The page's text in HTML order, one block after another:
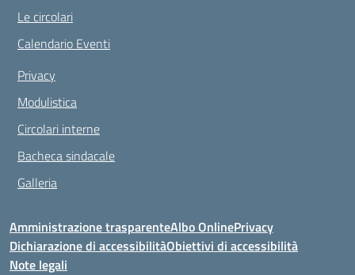
Le circolari
Calendario Eventi
Privacy
Modulistica
Circolari interne
Bacheca sindacale
Galleria
Amministrazione trasparenteAlbo OnlinePrivacy
Dichiarazione di accessibilitàObiettivi di accessibilità
Note legali